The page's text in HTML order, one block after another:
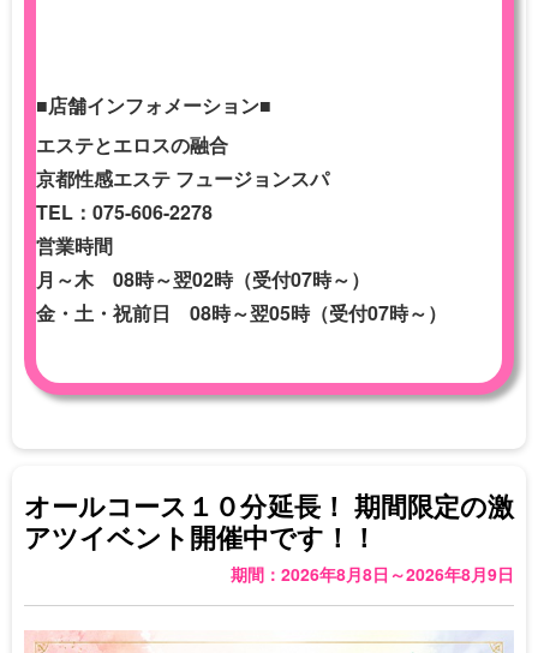
■店舗インフォメーション■
エステとエロスの融合
京都性感エステ フュージョンスパ
TEL：075-606-2278
営業時間
月～木 08時～翌02時（受付07時～）
金・土・祝前日 08時～翌05時（受付07時～）
オールコース１０分延長！ 期間限定の激
アツイベント開催中です！！
期間：2026年8月8日～2026年8月9日